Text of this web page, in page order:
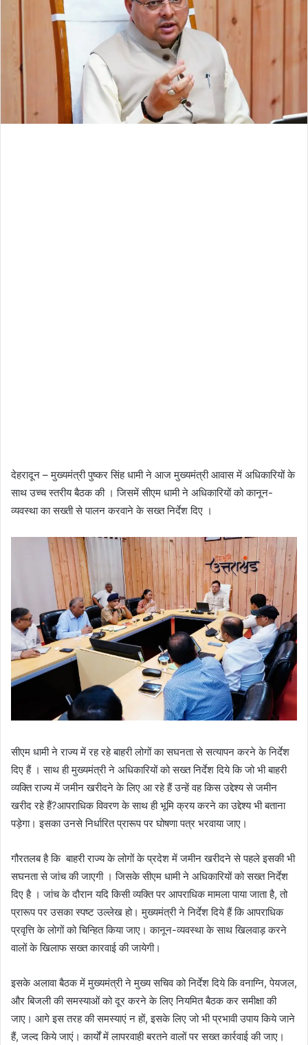
m
i
देहरादून – मुख्यमंत्री पुष्कर सिंह धामी ने आज मुख्यमंत्री आवास में अधिकारियों के
साथ उच्च स्तरीय बैठक की । जिसमें सीएम धामी ने अधिकारियों को कानून-
व्यवस्था का सख्ती से पालन करवाने के सख्त निर्देश दिए ।
सीएम धामी ने राज्य में रह रहे बाहरी लोगों का सघनता से सत्यापन करने के निर्देश
दिए हैं । साथ ही मुख्यमंत्री ने अधिकारियों को सख्त निर्देश दिये कि जो भी बाहरी
व्यक्ति राज्य में जमीन खरीदने के लिए आ रहे हैं उन्हें वह किस उद्देश्य से जमीन
खरीद रहे हैं?आपराधिक विवरण के साथ ही भूमि क्रय करने का उद्देश्य भी बताना
पड़ेगा। इसका उनसे निर्धारित प्रारूप पर घोषणा पत्र भरवाया जाए।
गौरतलब है कि बाहरी राज्य के लोगों के प्रदेश में जमीन खरीदने से पहले इसकी भी
सघनता से जांच की जाएगी । जिसके सीएम धामी ने अधिकारियों को सख्त निर्देश
दिए है । जांच के दौरान यदि किसी व्यक्ति पर आपराधिक मामला पाया जाता है, तो
प्रारूप पर उसका स्पष्ट उल्लेख हो। मुख्यमंत्री ने निर्देश दिये हैं कि आपराधिक
प्रवृत्ति के लोगों को चिन्हित किया जाए। कानून-व्यवस्था के साथ खिलवाड़ करने
वालों के खिलाफ सख्त कारवाई की जायेगी।
इसके अलावा बैठक में मुख्यमंत्री ने मुख्य सचिव को निर्देश दिये कि वनाग्नि, पेयजल,
और बिजली की समस्याओं को दूर करने के लिए नियमित बैठक कर समीक्षा की
जाए। आगे इस तरह की समस्याएं न हों, इसके लिए जो भी प्रभावी उपाय किये जाने
हैं, जल्द किये जाएं। कार्यों में लापरवाही बरतने वालों पर सख्त कार्रवाई की जाए।